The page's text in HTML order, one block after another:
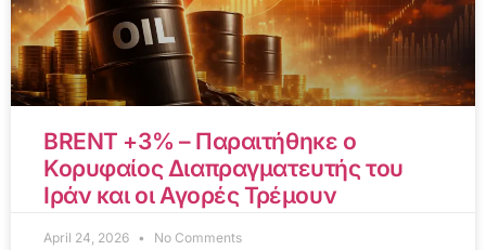
BRENT +3% – Παραιτήθηκε ο
Κορυφαίος Διαπραγματευτής του
Ιράν και οι Αγορές Τρέμουν
April 24, 2026 No Comments